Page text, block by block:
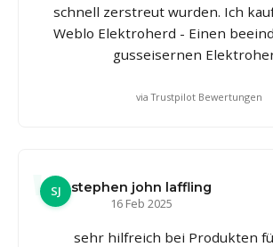
schnell zerstreut wurden. Ich
Weblo Elektroherd - Einen
gusseisernen
via Trustpilot Bewertungen
SJ
stephen john laffling
16 Feb 2025
sehr hilfreich bei Produkten